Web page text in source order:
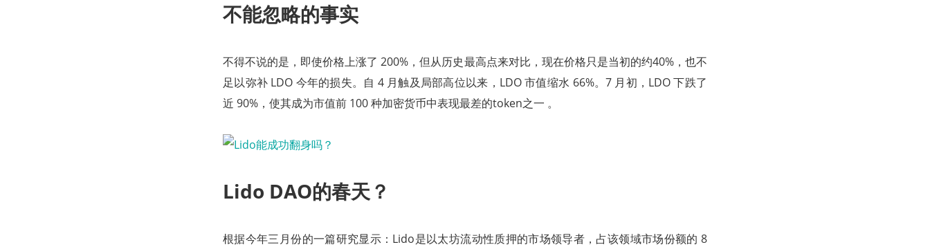
不能忽略的事实
不得不说的是，即使价格上涨了 200%，但从历史最高点来对比，现在价格只是当初的约40%，也不
足以弥补 LDO 今年的损失。自 4 月触及局部高位以来，LDO 市值缩水 66%。7 月初，LDO 下跌了
近 90%，使其成为市值前 100 种加密货币中表现最差的token之一 。
Lido DAO的春天？
根据今年三月份的一篇研究显示：Lido是以太坊流动性质押的市场领导者，占该领域市场份额的 8